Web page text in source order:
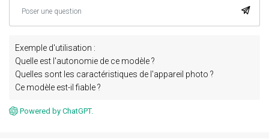
Exemple d'utilisation :
Quelle est l'autonomie de ce modèle ?
Quelles sont les caractéristiques de l'appareil photo ?
Ce modèle est-il fiable ?
Powered by ChatGPT.